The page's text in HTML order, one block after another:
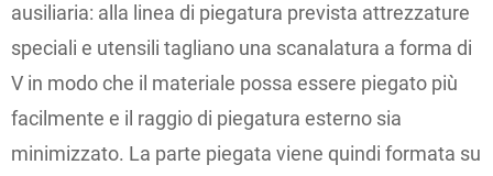
ausiliaria: alla linea di piegatura prevista attrezzature
speciali e utensili tagliano una scanalatura a forma di
V in modo che il materiale possa essere piegato più
facilmente e il raggio di piegatura esterno sia
minimizzato. La parte piegata viene quindi formata su